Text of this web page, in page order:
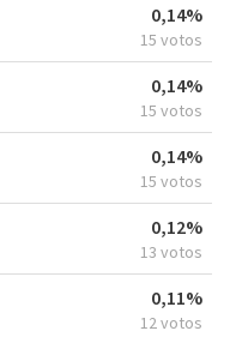
0,14%
15 votos
0,14%
15 votos
0,14%
15 votos
0,12%
13 votos
0,11%
12 votos